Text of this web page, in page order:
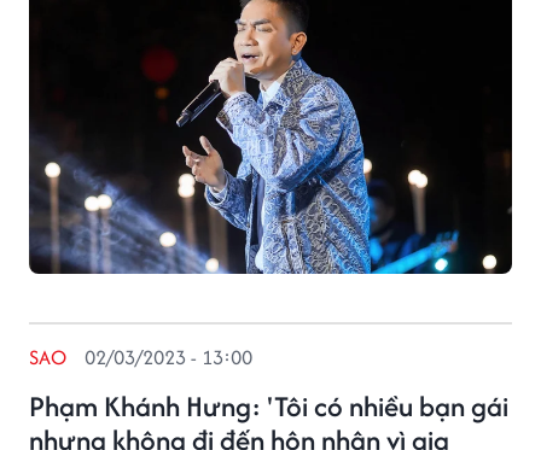
Phạm Khánh Hưng: 'Tôi có nhiều bạn gái
nhưng không đi đến hôn nhân vì gia
SAO 02/03/2023 - 13:00